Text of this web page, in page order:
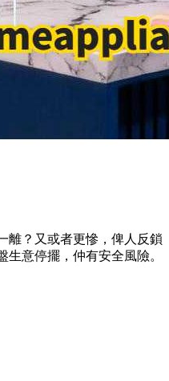
離？又或者更慘，俾人反鎖
意停擺，仲有安全風險。